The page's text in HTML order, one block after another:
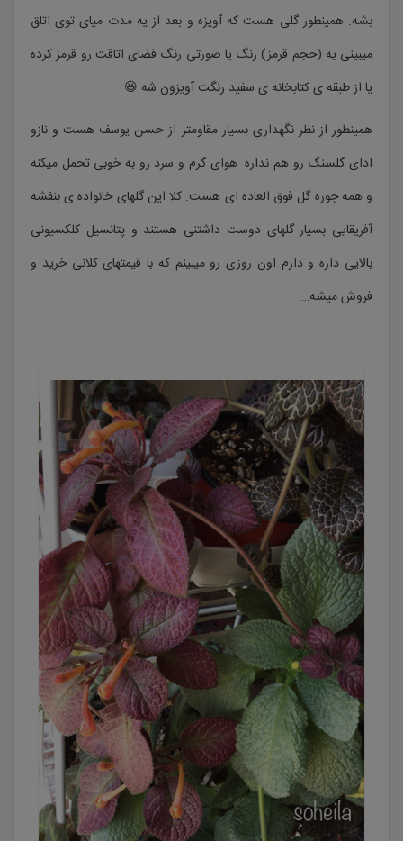
بشه. همینطور گلی هست که آویزه و بعد از یه مدت میای توی اتاق
میبینی یه (حجم قرمز) رنگ یا صورتی رنگ فضای اتاقت رو قرمز کرده
یا از طبقه ی کتابخانه ی سفید رنگت آویزون شه 😆
همینطور از نظر نگهداری بسیار مقاومتر از حسن یوسف هست و نازو
ادای گلسنگ رو هم نداره. هوای گرم و سرد رو به خوبی تحمل میکنه
و همه جوره گل فوق العاده ای هست. کلا این گلهای خانواده ی بنفشه
آفریقایی بسیار گلهای دوست داشتنی هستند و پتانسیل کلکسیونی
بالایی داره و دارم اون روزی رو میبینم که با قیمتهای کلانی خرید و
فروش میشه…